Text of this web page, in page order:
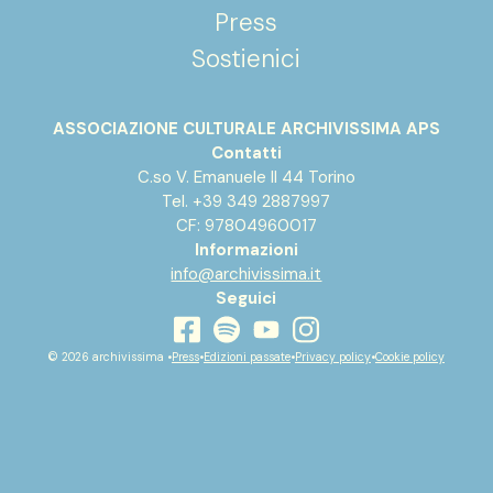
Press
Sostienici
ASSOCIAZIONE CULTURALE ARCHIVISSIMA APS
Contatti
C.so V. Emanuele II 44 Torino
Tel. +39 349 2887997
CF: 97804960017
Informazioni
info@archivissima.it
Seguici
facebook
spotifyyoutubeinstagram
© 2026 archivissima •Press•Edizioni passate•Privacy policy•Cookie policy